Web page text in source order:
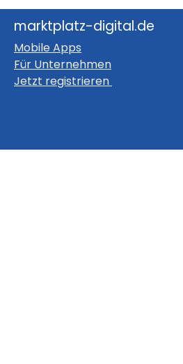
marktplatz-digital.de
Mobile Apps
Für Unternehmen
Jetzt registrieren